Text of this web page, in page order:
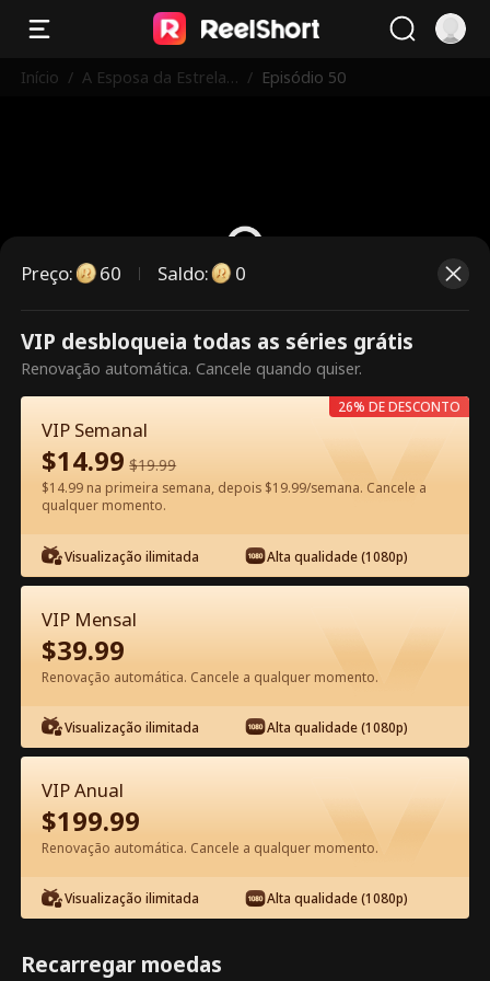
Início / A Esposa da Estrela
/ Episódio 50
Este episódio é pago. Desbloqueie
para assistir.
60
Episódio 50 - A Esposa da Estrela
Trabalha Aqui Filme completo
1-50 51-80 Todos os episódios
46 47 48 49
Preço: 60 Saldo: 0
VIP desbloqueia todas as séries grátis
Renovação automática. Cancele quando quiser.
VIP Semanal
$14.99 $19.99
$14.99 na primeira semana, depois $19.99/semana. Cancele a
qualquer momento.
Visualização ilimitada Alta qualidade (1080p)
26% DE DESCONTO
VIP Mensal
$39.99
Renovação automática. Cancele a qualquer momento.
Visualização ilimitada Alta qualidade (1080p)
VIP Anual
$199.99
Renovação automática. Cancele a qualquer momento.
Visualização ilimitada Alta qualidade (1080p)
Recarregar moedas